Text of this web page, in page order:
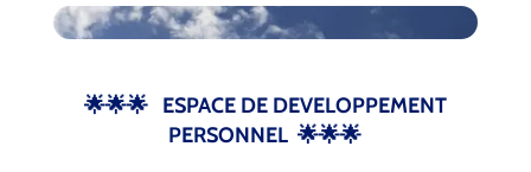
🌟🌟🌟 ESPACE DE DEVELOPPEMENT
PERSONNEL🌟🌟🌟